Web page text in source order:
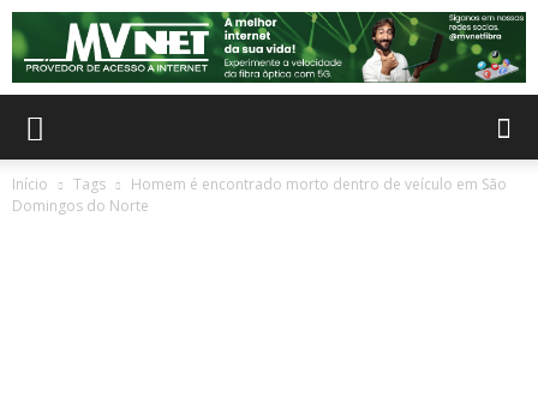
Início Tags
Homem é encontrado morto dentro de veículo em São
Domingos do Norte